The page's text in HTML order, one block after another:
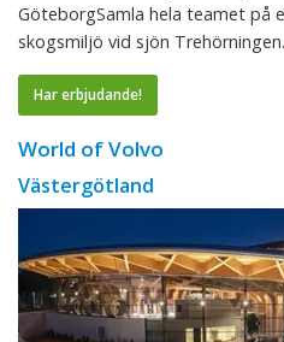
GöteborgSamla hela teamet på
skogsmiljö vid sjön
Har erbjudande!
World of Volvo
Västergötland